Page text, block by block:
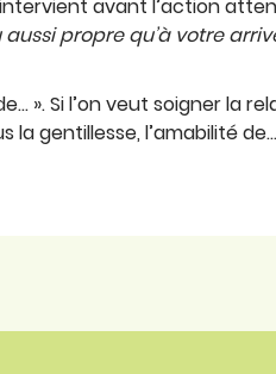
avant l’action
propre qu’à votre
». Si l’on veut soigner
gentillesse, l’amabilité